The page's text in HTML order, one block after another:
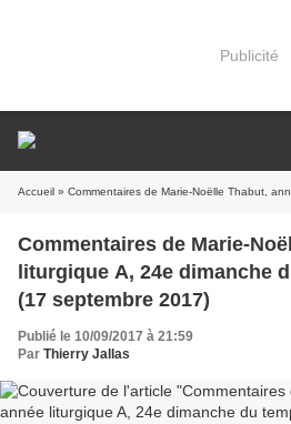
Publicité
Accueil » Commentaires de Marie-Noëlle Thabut, année liturgique A,
Commentaires de Marie-
liturgique A, 24e dimanche
(17 septembre 2017)
Publié le 10/09/2017 à 21:59
Par Thierry Jallas